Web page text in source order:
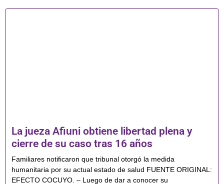
La jueza Afiuni obtiene libertad plena y
cierre de su caso tras 16 años
Familiares notificaron que tribunal otorgó la medida
humanitaria por su actual estado de salud FUENTE ORIGINAL:
EFECTO COCUYO. – Luego de dar a conocer su